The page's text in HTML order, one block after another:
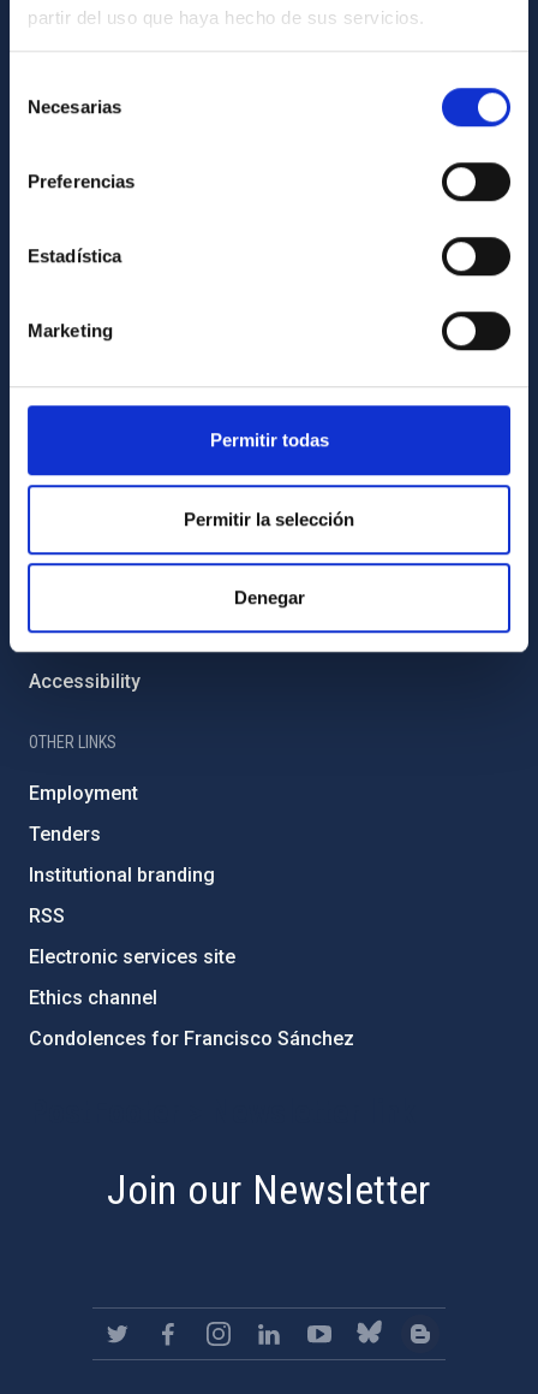
partir del uso que haya hecho de sus servicios.
Necesarias
Preferencias
Estadística
Marketing
Permitir todas
Permitir la selección
Denegar
Code of ethics and anti-fraud policy
Forever IAC
External funding
IAC Friends
Privacy policy
Cookies policy
Accessibility
OTHER LINKS
Employment
Tenders
Institutional branding
RSS
Electronic services site
Ethics channel
Condolences for Francisco Sánchez
Join our Newsletter